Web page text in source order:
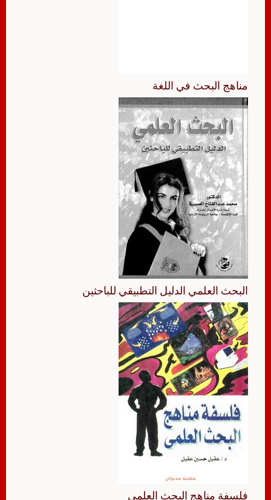
مناهج البحث في اللغة
البحث العلمي الدليل التطبيقي للباحثين
فلسفة مناهج البحث العلمي